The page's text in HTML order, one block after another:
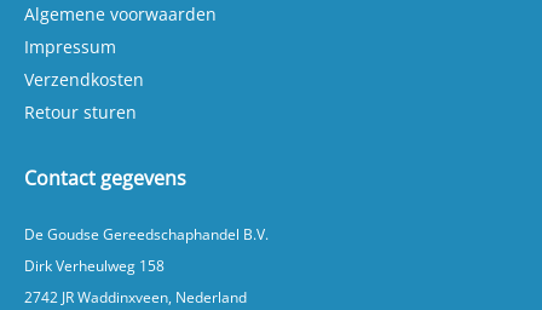
Algemene voorwaarden
Impressum
Verzendkosten
Retour sturen
Contact gegevens
De Goudse Gereedschaphandel B.V.
Dirk Verheulweg 158
2742 JR Waddinxveen, Nederland